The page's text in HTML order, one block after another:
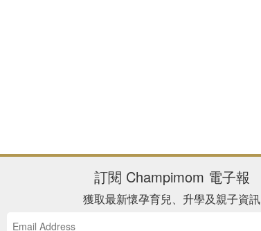
訂閱 Champimom 電子報
獲取最新懷孕育兒、升學及親子資訊